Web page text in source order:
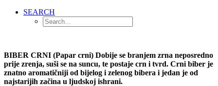
SEARCH
BIBER CRNI (Papar crni) Dobije se branjem zrna neposredno
prije zrenja, suši se na suncu, te postaje crn i tvrd. Crni biber je
znatno aromatičniji od bijelog i zelenog bibera i jedan je od
najstarijih začina u ljudskoj ishrani.